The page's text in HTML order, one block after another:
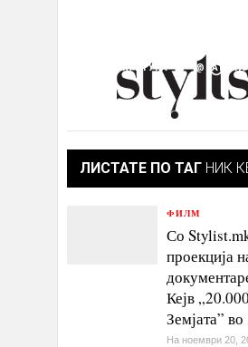
КУЛТУРА @РАБОТА
ИЗЛОГ
ЛИСТАТЕ ПО ТАГ НИК
ФИЛМ
Со
проекција
Кејв
Земјата”
На ноември 20,